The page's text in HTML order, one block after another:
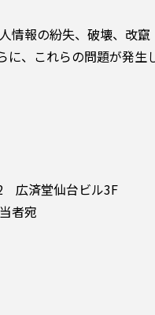
報の紛失、破壊、改
、これらの問題が発生
広済堂仙台ビル3F
者宛